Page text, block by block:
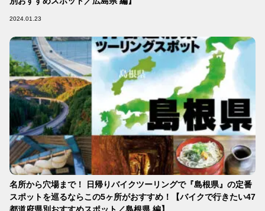
2024.01.23
名所から穴場まで！ 日帰りバイクツーリングで『島根県』の定番
スポットを巡るならこの5ヶ所がおすすめ！【バイクで行きたい47